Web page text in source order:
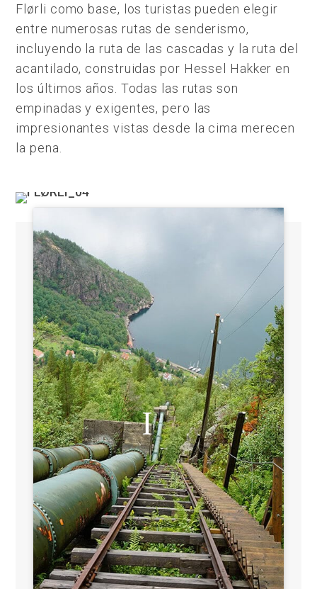
Flørli como base, los turistas pueden elegir
entre numerosas rutas de senderismo,
incluyendo la ruta de las cascadas y la ruta del
acantilado, construidas por Hessel Hakker en
los últimos años. Todas las rutas son
empinadas y exigentes, pero las
impresionantes vistas desde la cima merecen
la pena.